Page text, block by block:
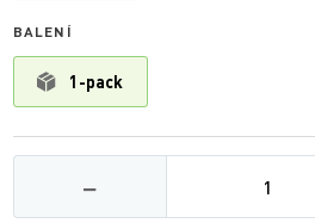
BALENÍ
1-pack
−